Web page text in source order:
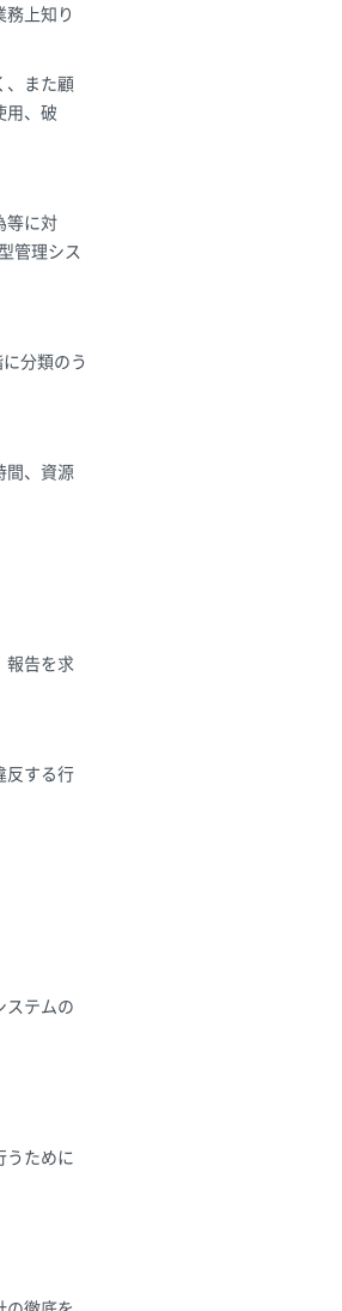
務上知り
、また顧
用、破
等に対
管理シス
分類のう
間、資源
報告を求
反する行
ステムの
うために